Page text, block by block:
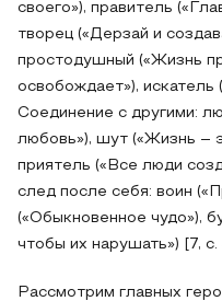
своего»), правитель
творец («Дерзай и
простодушный («Жизнь
освобождает»), искатель
Соединение с другими:
любовь»), шут («Жизнь –
приятель («Все люди
след после себя: воин
(«Обыкновенное чудо»),
чтобы их нарушать») [7, с.
Рассмотрим главных